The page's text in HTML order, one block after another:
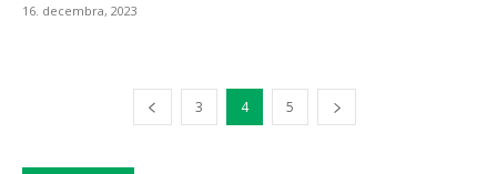
16. decembra, 2023
3 4 5